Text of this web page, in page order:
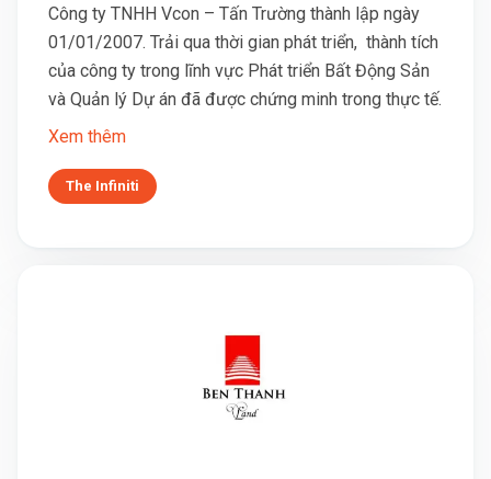
Công ty TNHH Vcon – Tấn Trường thành lập ngày
01/01/2007. Trải qua thời gian phát triển, thành tích
của công ty trong lĩnh vực Phát triển Bất Động Sản
và Quản lý Dự án đã được chứng minh trong thực tế.
Xem thêm
The Infiniti